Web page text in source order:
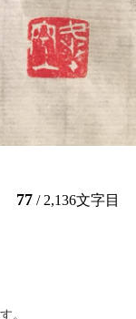
77 / 2,136文字目
。